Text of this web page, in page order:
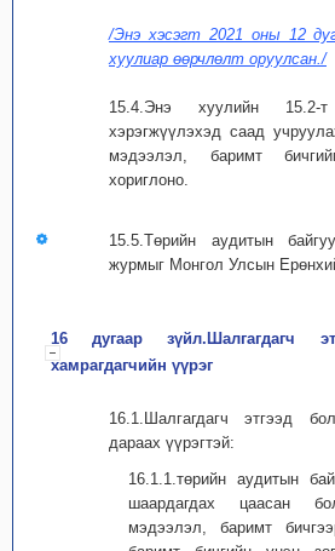
/Энэ хэсэгт 2021 оны 12
хуулиар өөрчлөлт оруулсан./
15.4.Энэ хуулийн 15.2-
хэрэгжүүлэхэд саад
мэдээлэл, баримт
хориглоно.
15.5.Төрийн аудитын
журмыг Монгол Улсын
16 дугаар зүйл.Шалгагдагч
хамрагдагчийн үүрэг
16.1.Шалгагдагч этгээд
дараах үүрэгтэй:
16.1.1.төрийн аудитын
шаардагдах цаасан
мэдээлэл, баримт